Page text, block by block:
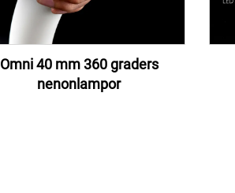
Omni 40 mm 360 graders
nenonlampor